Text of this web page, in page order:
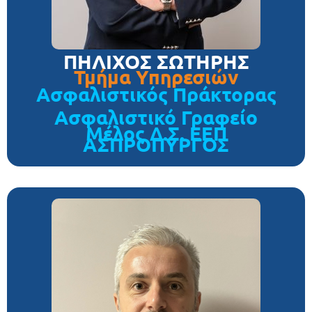
ΠΗΛΙΧΟΣ ΣΩΤΗΡΗΣ
Τμήμα Υπηρεσιών
Ασφαλιστικός Πράκτορας
Ασφαλιστικό Γραφείο
Μέλος Δ.Σ. ΕΕΠ
ΑΣΠΡΟΠΥΡΓΟΣ